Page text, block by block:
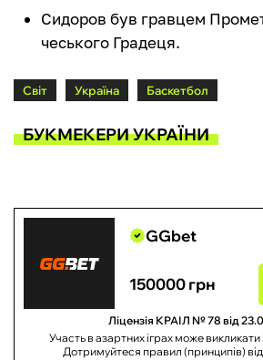
Сидоров був гравцем
чеського Градеця.
Світ Україна Баскетбол
БУКМЕКЕРИ УКРАЇНИ
GGbet
150000 грн
Ліцензія КРАІЛ № 78 від
Участь в азартних іграх може викликати
Дотримуйтеся правил (принципів)